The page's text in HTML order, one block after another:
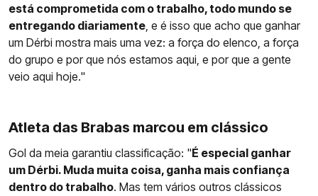
está comprometida com o trabalho, todo mundo se
entregando diariamente, e é isso que acho que ganhar
um Dérbi mostra mais uma vez: a força do elenco, a força
do grupo e por que nós estamos aqui, e por que a gente
veio aqui hoje."
Atleta das Brabas marcou em clássico
Gol da meia garantiu classificação: "É especial ganhar
um Dérbi. Muda muita coisa, ganha mais confiança
dentro do trabalho. Mas tem vários outros clássicos